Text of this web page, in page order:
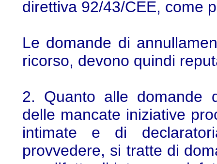
direttiva 92/43/CEE, come
Le domande di
ricorso, devono quindi
2. Quanto alle domande
delle mancate iniziative
intimate e di
provvedere, si tratte di